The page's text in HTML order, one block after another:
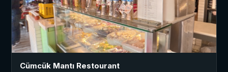
Cümcük Mantı Restourant